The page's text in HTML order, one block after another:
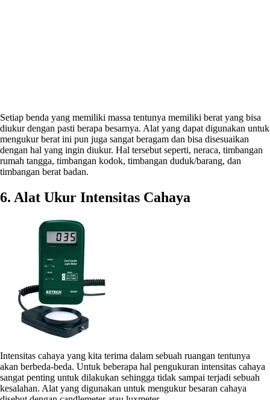
Setiap benda yang memiliki massa tentunya memiliki berat yang bisa
diukur dengan pasti berapa besarnya. Alat yang dapat digunakan untuk
mengukur berat ini pun juga sangat beragam dan bisa disesuaikan
dengan hal yang ingin diukur. Hal tersebut seperti, neraca, timbangan
rumah tangga, timbangan kodok, timbangan duduk/barang, dan
timbangan berat badan.
6. Alat Ukur Intensitas Cahaya
Intensitas cahaya yang kita terima dalam sebuah ruangan tentunya
akan berbeda-beda. Untuk beberapa hal pengukuran intensitas cahaya
sangat penting untuk dilakukan sehingga tidak sampai terjadi sebuah
kesalahan. Alat yang digunakan untuk mengukur besaran cahaya